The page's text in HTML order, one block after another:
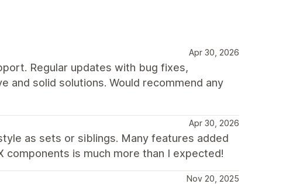
Apr 30, 2026
Regular updates with bug fixes,
and solid solutions. Would recommend any
Apr 30, 2026
as sets or siblings. Many features added
is much more than I expected!
Nov 20, 2025